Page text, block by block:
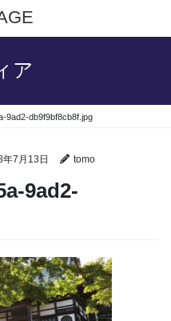
ア
9ad2-db9f9bf8cb8f.jpg
年7月13日 tomo
9ad2-